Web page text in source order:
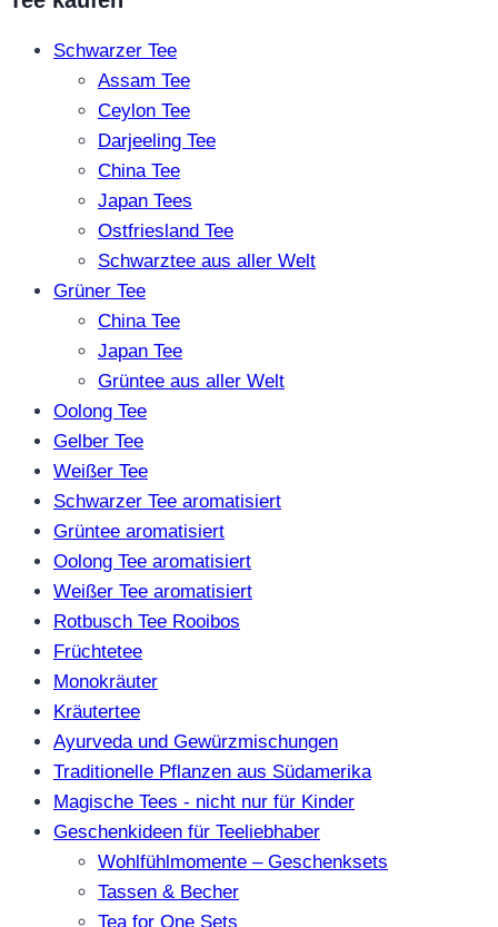
Schwarzer Tee
Assam Tee
Ceylon Tee
Darjeeling Tee
China Tee
Japan Tees
Ostfriesland Tee
Schwarztee aus aller Welt
Grüner Tee
China Tee
Japan Tee
Grüntee aus aller Welt
Oolong Tee
Gelber Tee
Weißer Tee
Schwarzer Tee aromatisiert
Grüntee aromatisiert
Oolong Tee aromatisiert
Weißer Tee aromatisiert
Rotbusch Tee Rooibos
Früchtetee
Monokräuter
Kräutertee
Ayurveda und Gewürzmischungen
Traditionelle Pflanzen aus Südamerika
Magische Tees - nicht nur für Kinder
Geschenkideen für Teeliebhaber
Wohlfühlmomente – Geschenksets
Tassen & Becher
Tea for One Sets